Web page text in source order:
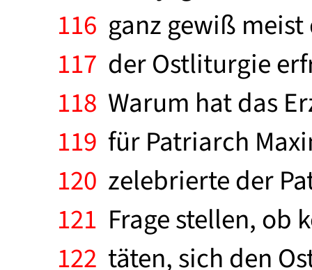
116 ganz gewiß
117 der Ostliturgie
118 Warum hat das
119 für Patriarch
120 zelebrierte der
121 Frage stellen, ob
122 täten, sich den